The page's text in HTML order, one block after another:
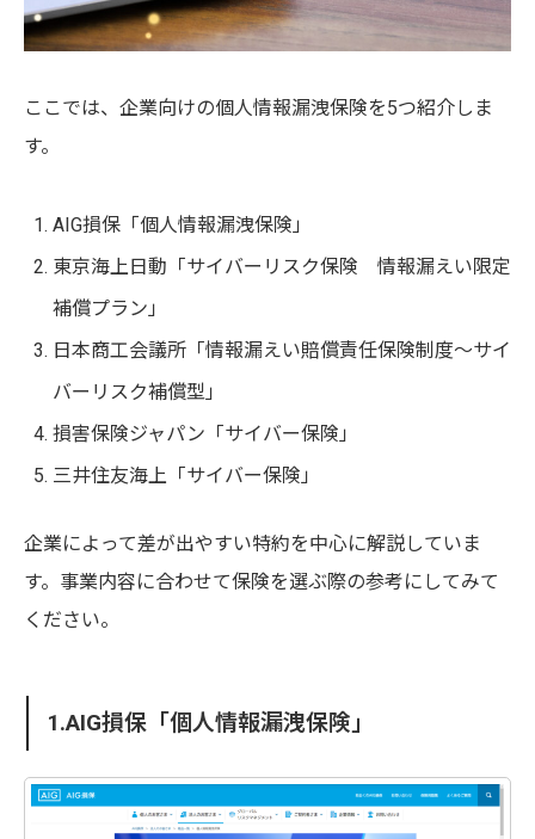
ここでは、企業向けの個人情報漏洩保険を5つ紹介しま
す。
AIG損保「個人情報漏洩保険」
東京海上日動「サイバーリスク保険 情報漏えい限定
補償プラン」
日本商工会議所「情報漏えい賠償責任保険制度～サイ
バーリスク補償型」
損害保険ジャパン「サイバー保険」
三井住友海上「サイバー保険」
企業によって差が出やすい特約を中心に解説していま
す。事業内容に合わせて保険を選ぶ際の参考にしてみて
ください。
1.AIG損保「個人情報漏洩保険」